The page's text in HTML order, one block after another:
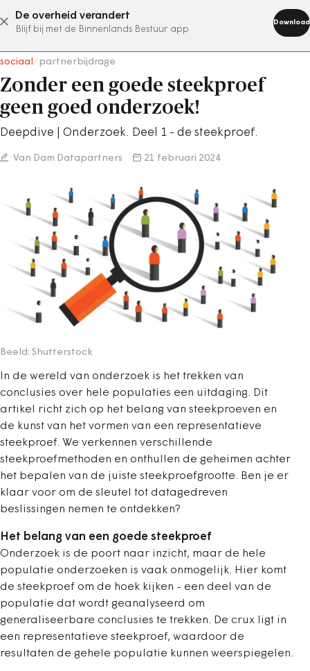
De overheid verandert
Blijf bij met de Binnenlands Bestuur app
Download
abonneer nu
sociaal partnerbijdrage
Zonder een goede steekproef
geen goed onderzoek!
Deepdive | Onderzoek. Deel 1 - de steekproef.
Van Dam Datapartners 21 februari 2024
Beeld: Shutterstock
In de wereld van onderzoek is het trekken van
conclusies over hele populaties een uitdaging. Dit
artikel richt zich op het belang van steekproeven en
de kunst van het vormen van een representatieve
steekproef. We verkennen verschillende
steekproefmethoden en onthullen de geheimen achter
het bepalen van de juiste steekproefgrootte. Ben je er
klaar voor om de sleutel tot datagedreven
beslissingen nemen te ontdekken?
Het belang van een goede steekproef
Onderzoek is de poort naar inzicht, maar de hele
populatie onderzoeken is vaak onmogelijk. Hier komt
de steekproef om de hoek kijken - een deel van de
populatie dat wordt geanalyseerd om
generaliseerbare conclusies te trekken. De crux ligt in
een representatieve steekproef, waardoor de
resultaten de gehele populatie kunnen weerspiegelen.